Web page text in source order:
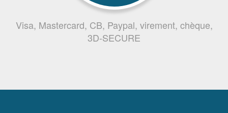
Visa, Mastercard, CB, Paypal, virement, chèque,
3D-SECURE